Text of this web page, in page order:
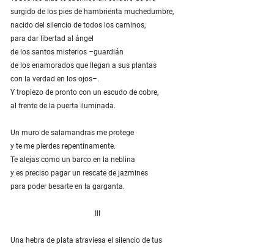
surgido de los pies de hambrienta muchedumbre,
nacido del silencio de todos los caminos,
para dar libertad al ángel
de los santos misterios –guardián
de los enamorados que llegan a sus plantas
con la verdad en los ojos–.
Y tropiezo de pronto con un escudo de cobre,
al frente de la puerta iluminada.
Un muro de salamandras me protege
y te me pierdes repentinamente.
Te alejas como un barco en la neblina
y es preciso pagar un rescate de jazmines
para poder besarte en la garganta.
Una hebra de plata atraviesa el silencio de tus